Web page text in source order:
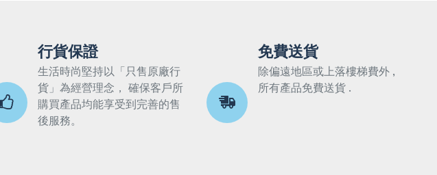
行貨保證
生活時尚堅持以「只售原廠行
貨」為經營理念， 確保客戶所
購買產品均能享受到完善的售
後服務。
免費送貨
除偏遠地區或上落樓梯費外 ,
所有產品免費送貨 .